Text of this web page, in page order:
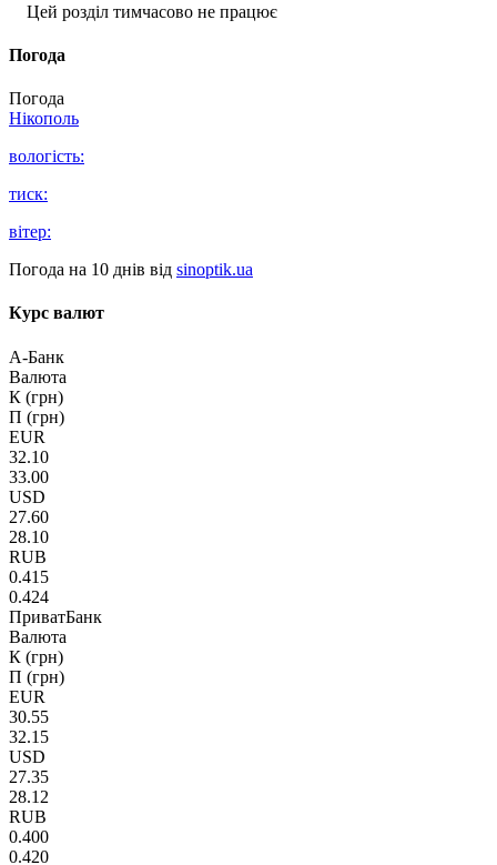
Цей розділ тимчасово не працює
Погода
Погода
Нікополь
вологість:
тиск:
вітер:
Погода на 10 днів від sinoptik.ua
Курс валют
А-Банк
Валюта
К (грн)
П (грн)
EUR
32.10
33.00
USD
27.60
28.10
RUB
0.415
0.424
ПриватБанк
Валюта
К (грн)
П (грн)
EUR
30.55
32.15
USD
27.35
28.12
RUB
0.400
0.420